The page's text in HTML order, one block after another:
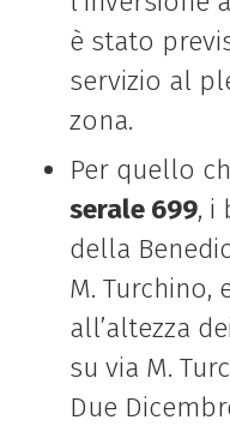
è stato
servizio al
zona.
Per quello
serale 699, i
della
M.
all’altezza
su via M.
Due